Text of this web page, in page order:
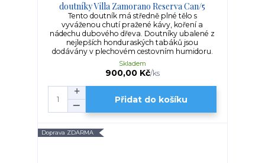
doutníky Villa Zamorano Reserva Can/5
Tento doutník má středně plné tělo s
vyváženou chutí pražené kávy, koření a
nádechu dubového dřeva. Doutníky ubalené z
nejlepších honduraských tabáků jsou
dodávány v plechovém cestovním humidoru.
900,00 Kč/ks
Skladem
Přidat do košíku
Doprava ZDARMA